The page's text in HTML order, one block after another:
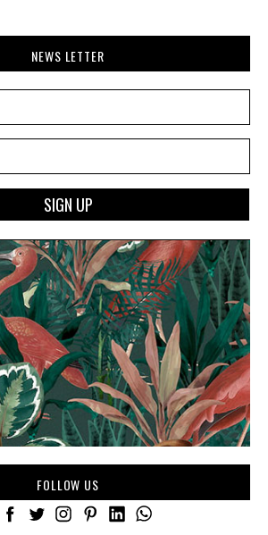
NEWS LETTER
FOLLOW US